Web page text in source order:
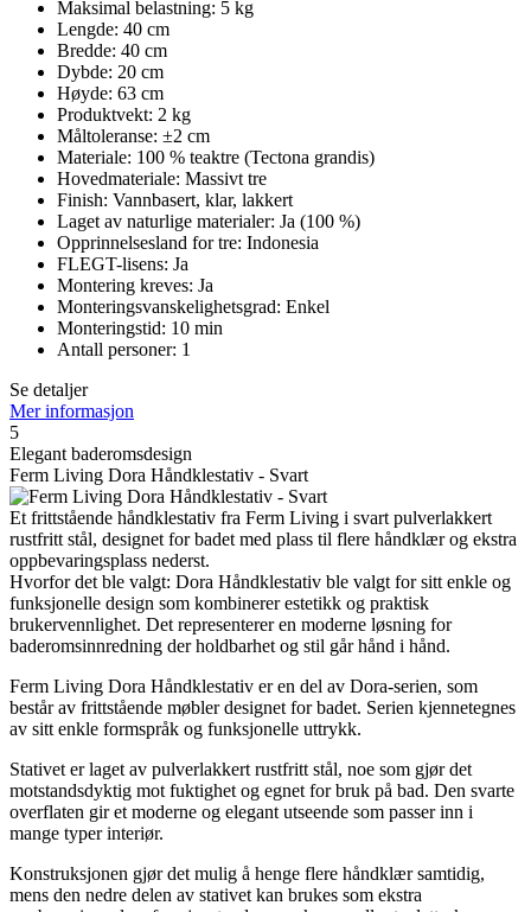
Maksimal belastning: 5 kg
Lengde: 40 cm
Bredde: 40 cm
Dybde: 20 cm
Høyde: 63 cm
Produktvekt: 2 kg
Måltoleranse: ±2 cm
Materiale: 100 % teaktre (Tectona grandis)
Hovedmateriale: Massivt tre
Finish: Vannbasert, klar, lakkert
Laget av naturlige materialer: Ja (100 %)
Opprinnelsesland for tre: Indonesia
FLEGT-lisens: Ja
Montering kreves: Ja
Monteringsvanskelighetsgrad: Enkel
Monteringstid: 10 min
Antall personer: 1
Se detaljer
Mer informasjon
5
Elegant baderomsdesign
Ferm Living Dora Håndklestativ - Svart
Et frittstående håndklestativ fra Ferm Living i svart pulverlakkert
rustfritt stål, designet for badet med plass til flere håndklær og ekstra
oppbevaringsplass nederst.
Hvorfor det ble valgt: Dora Håndklestativ ble valgt for sitt enkle og
funksjonelle design som kombinerer estetikk og praktisk
brukervennlighet. Det representerer en moderne løsning for
baderomsinnredning der holdbarhet og stil går hånd i hånd.
Ferm Living Dora Håndklestativ er en del av Dora-serien, som
består av frittstående møbler designet for badet. Serien kjennetegnes
av sitt enkle formspråk og funksjonelle uttrykk.
Stativet er laget av pulverlakkert rustfritt stål, noe som gjør det
motstandsdyktig mot fuktighet og egnet for bruk på bad. Den svarte
overflaten gir et moderne og elegant utseende som passer inn i
mange typer interiør.
Konstruksjonen gjør det mulig å henge flere håndklær samtidig,
mens den nedre delen av stativet kan brukes som ekstra